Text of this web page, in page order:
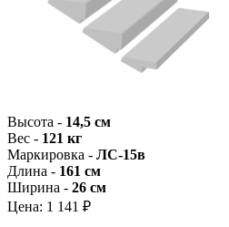
Высота - 14,5 см
Вес - 121 кг
Маркировка - ЛС-15в
Длина - 161 см
Ширина - 26 см
Цена: 1 141 ₽